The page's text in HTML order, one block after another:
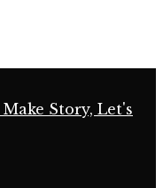
Story, Let's